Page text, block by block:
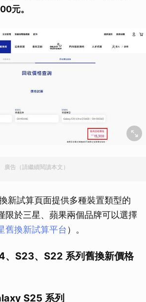
元。
廣告（請繼續閱讀本文）
新試算頁面提供多種裝置類型的
限於三星、蘋果兩個品牌可以選擇
舊換新試算平台 ）。
、S23、S22 系列舊換新價格
S25 系列